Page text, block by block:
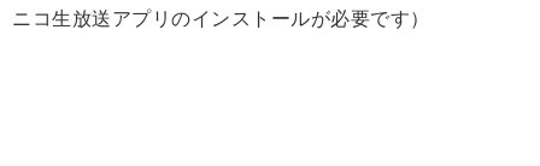
ニコ生放送アプリのインストールが必要です）